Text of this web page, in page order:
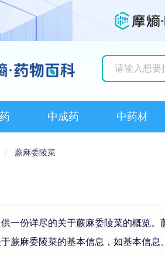
中成药 中药材
蕨麻委陵菜
一份详尽的关于蕨麻委陵菜的概览
蕨麻委陵菜的基本信息，如基本信